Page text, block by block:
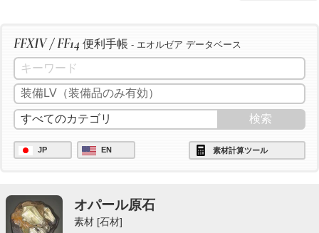
FFXIV / FF14 便利手帳 - エオルゼア データベース
JP EN 素材計算ツール
オパール原石
素材 [石材]